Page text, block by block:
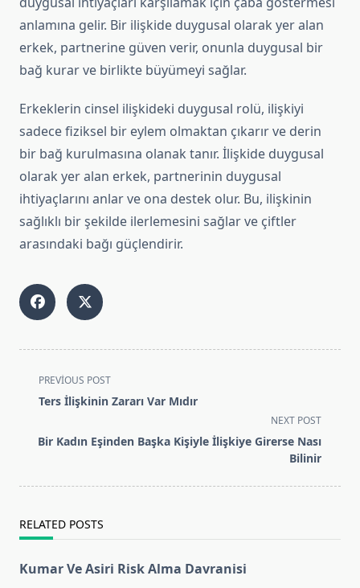
anlamına gelir. Bir ilişkide duygusal olarak yer alan
erkek, partnerine güven verir, onunla duygusal bir
bağ kurar ve birlikte büyümeyi sağlar.
Erkeklerin cinsel ilişkideki duygusal rolü, ilişkiyi
sadece fiziksel bir eylem olmaktan çıkarır ve derin
bir bağ kurulmasına olanak tanır. İlişkide duygusal
olarak yer alan erkek, partnerinin duygusal
ihtiyaçlarını anlar ve ona destek olur. Bu, ilişkinin
sağlıklı bir şekilde ilerlemesini sağlar ve çiftler
arasındaki bağı güçlendirir.
<span
class="nav-
screen-
PREVIOUS POST
Ters İlişkinin Zararı Var Mıdır
NEXT POST
Bir Kadın Eşinden Başka Kişiyle İlişkiye Girerse Nası
Bilinir
RELATED POSTS
Kumar Ve Asiri Risk Alma Davranisi